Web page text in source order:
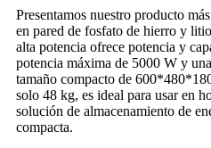
Presentamos nuestro producto
en pared de fosfato de hierro y
alta potencia ofrece potencia y
potencia máxima de 5000 W y
tamaño compacto de
solo 48 kg, es ideal para usar en
solución de almacenamiento de
compacta.